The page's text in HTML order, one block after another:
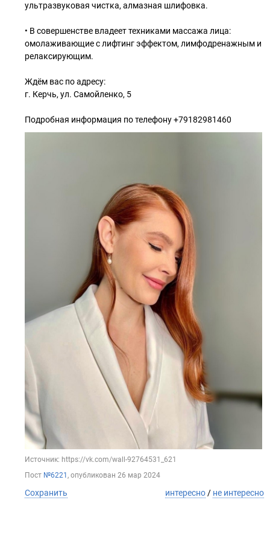
ультразвуковая чистка, алмазная шлифовка.
• В совершенстве владеет техниками массажа лица:
омолаживающие с лифтинг эффектом, лимфодренажным и
релаксирующим.
Ждём вас по адресу:
г. Керчь, ул. Самойленко, 5
Подробная информация по телефону +79182981460
Источник: https://vk.com/wall-92764531_621
Пост №6221 , опубликован 26 мар 2024
Сохранить интересно/ не интересно